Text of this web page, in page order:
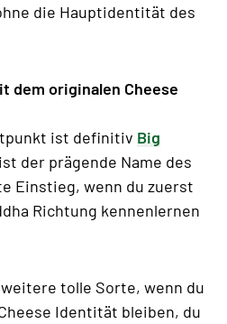
die Hauptidentität des
dem originalen Cheese
ist definitiv Big
der prägende Name des
Einstieg, wenn du zuerst
Richtung kennenlernen
tolle Sorte, wenn du
Identität bleiben, du